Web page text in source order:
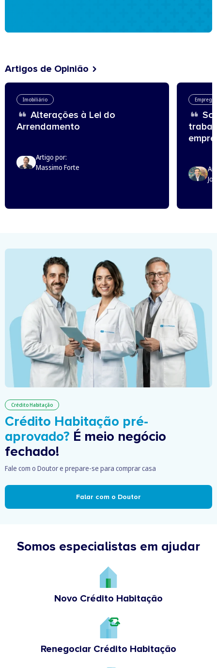
Artigos de Opinião
Imobiliário
Alterações à Lei do
Arrendamento
Artigo por:
Massimo Forte
Emprego
Crédito Habitação
Crédito Habitação pré-
aprovado? É meio negócio
fechado!
Fale com o Doutor e prepare-se para comprar casa
Falar com o Doutor
Somos especialistas em ajudar
Novo Crédito Habitação
Renegociar Crédito Habitação